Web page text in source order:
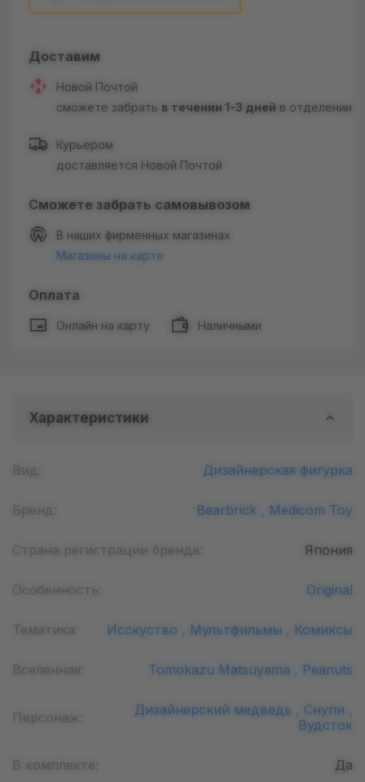
Доставим
Новой Почтой
сможете забрать в течении 1-3 дней в отделении
Курьером
доставляется Новой Почтой
Сможете забрать самовывозом
В наших фирменных магазинах
Магазины на карте
Оплата
Онлайн на карту Наличными
Характеристики
Вид: Дизайнерская фигурка
Бренд: Bearbrick , Medicom Toy
Страна регистрации бренда: Япония
Особенность: Original
Тематика: Исскуство , Мультфильмы , Комиксы
Вселенная: Tomokazu Matsuyama , Peanuts
Персонаж: Дизайнерский медведь , Снупи ,
Вудсток
В комплекте: Да